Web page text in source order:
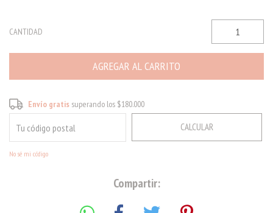
CANTIDAD
Envío gratis $180.000
Entregas para el CP: CAMBIAR CP
Envío gratis superando los $180.000
CALCULAR
No sé mi código
Compartir: